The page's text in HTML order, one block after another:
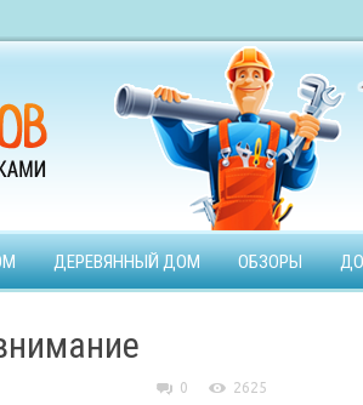
ДЕРЕВЯННЫЙ ДОМ ОБЗОРЫ
0 2625